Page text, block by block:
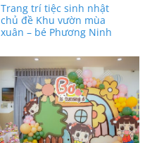
Trang trí tiệc sinh nhật
chủ đề Khu vườn mùa
xuân – bé Phương Ninh